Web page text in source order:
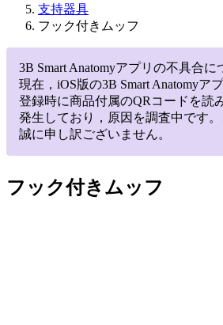
支持器具
フック付きムッフ
3B Smart Anatomyアプリの不具合に
現在，iOS版の3B Smart Anatomyア
登録時に商品付属のQRコードを読
発生しており，原因を調査中です。
誠に申し訳ございません。
フック付きムッフ